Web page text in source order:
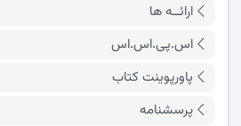
ارائــه ها
اس.پی.اس.اس
پاورپوینت کتاب
پرسشنامه